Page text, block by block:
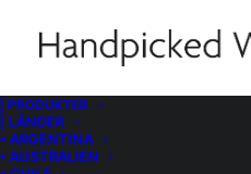
| PRODUKTER
| LÄNDER
• ARGENTINA
• AUSTRALIEN